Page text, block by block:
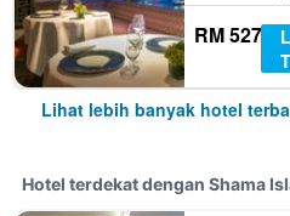
RM 527
Lihat lebih banyak hotel
Hotel terdekat dengan Shama